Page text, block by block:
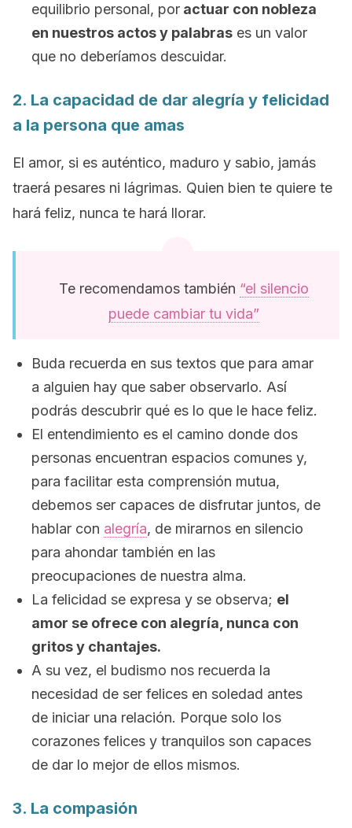
equilibrio personal, por actuar con nobleza
en nuestros actos y palabras es un valor
que no deberíamos descuidar.
2. La capacidad de dar alegría y felicidad
a la persona que amas
El amor, si es auténtico, maduro y sabio, jamás
traerá pesares ni lágrimas. Quien bien te quiere te
hará feliz, nunca te hará llorar.
Te recomendamos también “el silencio
puede cambiar tu vida”
Buda recuerda en sus textos que para amar
a alguien hay que saber observarlo. Así
podrás descubrir qué es lo que le hace feliz.
El entendimiento es el camino donde dos
personas encuentran espacios comunes y,
para facilitar esta comprensión mutua,
debemos ser capaces de disfrutar juntos, de
hablar con alegría, de mirarnos en silencio
para ahondar también en las
preocupaciones de nuestra alma.
La felicidad se expresa y se observa; el
amor se ofrece con alegría, nunca con
gritos y chantajes.
A su vez, el budismo nos recuerda la
necesidad de ser felices en soledad antes
de iniciar una relación. Porque solo los
corazones felices y tranquilos son capaces
de dar lo mejor de ellos mismos.
3. La compasión